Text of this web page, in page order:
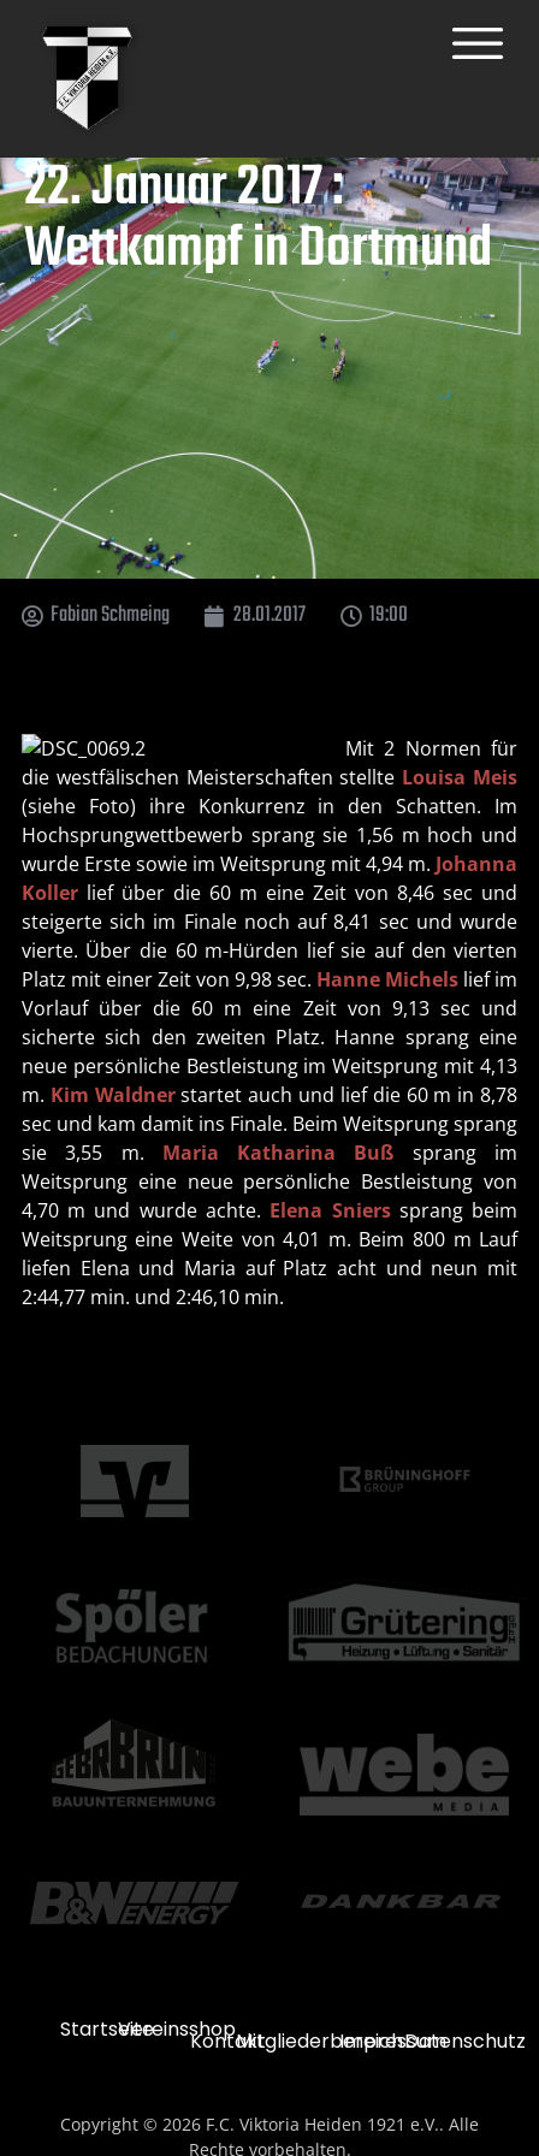
22. Januar 2017 :
Wettkampf in Dortmund
Fabian Schmeing 28.01.2017 19:00
Mit 2 Normen für
die westfälischen Meisterschaften stellte Louisa Meis
(siehe Foto) ihre Konkurrenz in den Schatten. Im
Hochsprungwettbewerb sprang sie 1,56 m hoch und
wurde Erste sowie im Weitsprung mit 4,94 m. Johanna
Koller lief über die 60 m eine Zeit von 8,46 sec und
steigerte sich im Finale noch auf 8,41 sec und wurde
vierte. Über die 60 m-Hürden lief sie auf den vierten
Platz mit einer Zeit von 9,98 sec. Hanne Michels lief im
Vorlauf über die 60 m eine Zeit von 9,13 sec und
sicherte sich den zweiten Platz. Hanne sprang eine
neue persönliche Bestleistung im Weitsprung mit 4,13
m. Kim Waldnerstartet auch und lief die 60 m in 8,78
sec und kam damit ins Finale. Beim Weitsprung sprang
sie 3,55 m. Maria Katharina Buß sprang im
Weitsprung eine neue persönliche Bestleistung von
4,70 m und wurde achte. Elena Snierssprang beim
Weitsprung eine Weite von 4,01 m. Beim 800 m Lauf
liefen Elena und Maria auf Platz acht und neun mit
2:44,77 min. und 2:46,10 min.
StartseiteVereinsshop
KontaktMitgliederbereich
ImpressumDatenschutz
Copyright © 2026 F.C. Viktoria Heiden 1921 e.V.. Alle
Rechte vorbehalten.